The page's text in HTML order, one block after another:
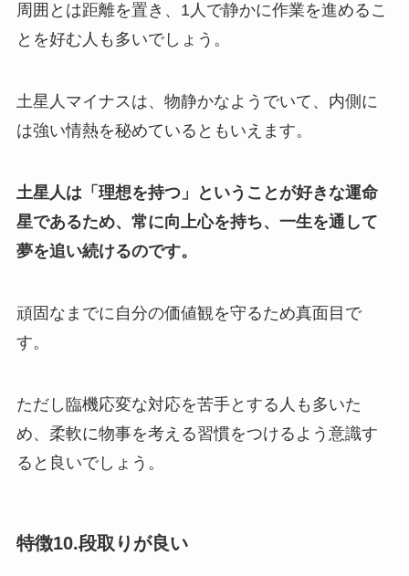
周囲とは距離を置き、1人で静かに作業を進めるこ
とを好む人も多いでしょう。
土星人マイナスは、物静かなようでいて、内側に
は強い情熱を秘めているともいえます。
土星人は「理想を持つ」ということが好きな運命
星であるため、常に向上心を持ち、一生を通して
夢を追い続けるのです。
頑固なまでに自分の価値観を守るため真面目で
す。
ただし臨機応変な対応を苦手とする人も多いた
め、柔軟に物事を考える習慣をつけるよう意識す
ると良いでしょう。
特徴10.段取りが良い